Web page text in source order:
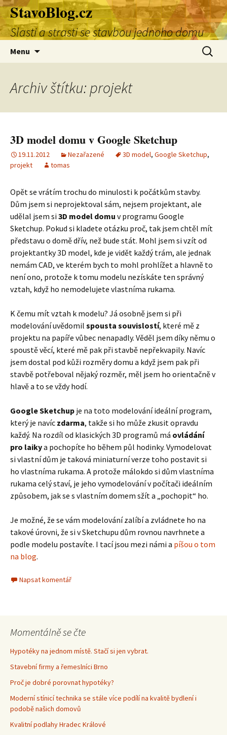
Přejít
k
obsahu
webu
StavoBlog.cz
Slasti a strasti se stavbou jednoho domu
Menu
Archiv štítku: projekt
3D model domu v Google Sketchup
19.11.2012 Nezařazené 3D model, Google Sketchup,
projekt
tomas
Opět se vrátím trochu do minulosti k počátkům stavby.
Dům jsem si neprojektoval sám, nejsem projektant, ale
udělal jsem si 3D model domu v programu Google
Sketchup. Pokud si kladete otázku proč, tak jsem chtěl mít
představu o domě dřív, než bude stát. Mohl jsem si vzít od
projektantky 3D model, kde je vidět každý trám, ale jednak
nemám CAD, ve kterém bych to mohl prohlížet a hlavně to
není ono, protože k tomu modelu nezískáte ten správný
vztah, když ho nemodelujete vlastníma rukama.
K čemu mít vztah k modelu? Já osobně jsem si při
modelování uvědomil spousta souvislostí, které mě z
projektu na papíře vůbec nenapadly. Věděl jsem díky němu o
spoustě věcí, které mě pak při stavbě nepřekvapily. Navíc
jsem dostal pod kůži rozměry domu a když jsem pak při
stavbě potřeboval nějaký rozměr, měl jsem ho orientačně v
hlavě a to se vždy hodí.
Google Sketchup je na toto modelování ideální program,
který je navíc zdarma, takže si ho může zkusit opravdu
každý. Na rozdíl od klasických 3D programů má ovládání
pro laikya pochopíte ho během půl hodinky. Vymodelovat
si vlastní dům je taková miniaturní verze toho postavit si
ho vlastníma rukama. A protože málokdo si dům vlastníma
rukama celý staví, je jeho vymodelování v počítači ideálním
způsobem, jak se s vlastním domem sžít a „pochopit“ ho.
Je možné, že se vám modelování zalíbí a zvládnete ho na
takové úrovni, že si v Sketchupu dům rovnou navrhnete a
podle modelu postavíte. I tací jsou mezi námi a píšou o tom
na blog.
Napsat komentář
Momentálně se čte
Hypotéky na jednom místě. Stačí si jen vybrat.
Stavební firmy a řemeslníci Brno
Proč je dobré porovnat hypotéky?
Moderní stínicí technika se stále více podílí na kvalitě bydlení i
podobě našich domovů
Kvalitní podlahy Hradec Králové